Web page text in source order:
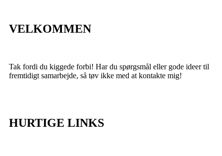
VELKOMMEN
Tak fordi du kiggede forbi! Har du spørgsmål eller gode ideer til
fremtidigt samarbejde, så tøv ikke med at kontakte mig!
HURTIGE LINKS